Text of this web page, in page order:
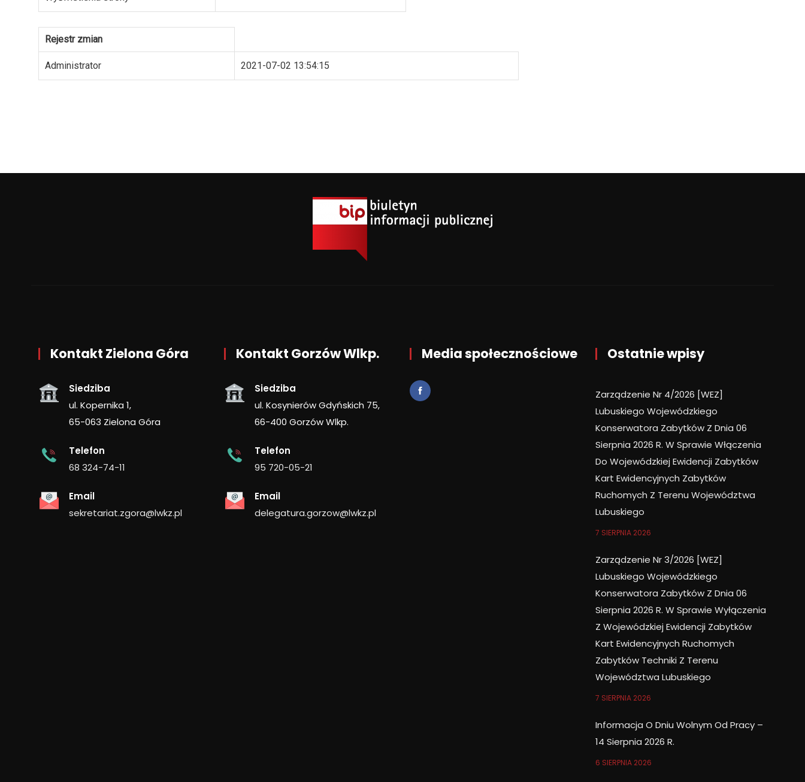
Rejestr zmian
Administrator 2021-07-02 13:54:15
Kontakt Zielona Góra
Siedziba
ul. Kopernika 1,
65-063 Zielona Góra
Telefon
68 324-74-11
Email
sekretariat.zgora@lwkz.pl
Kontakt Gorzów Wlkp.
Siedziba
ul. Kosynierów Gdyńskich 75,
66-400 Gorzów Wlkp.
Telefon
95 720-05-21
Email
delegatura.gorzow@lwkz.pl
Media społecznościowe Ostatnie wpisy
Zarządzenie Nr 4/2026 [WEZ]
Lubuskiego Wojewódzkiego
Konserwatora Zabytków Z Dnia 06
Sierpnia 2026 R. W Sprawie Włączenia
Do Wojewódzkiej Ewidencji Zabytków
Kart Ewidencyjnych Zabytków
Ruchomych Z Terenu Województwa
Lubuskiego
7 SIERPNIA 2026
Zarządzenie Nr 3/2026 [WEZ]
Lubuskiego Wojewódzkiego
Konserwatora Zabytków Z Dnia 06
Sierpnia 2026 R. W Sprawie Wyłączenia
Z Wojewódzkiej Ewidencji Zabytków
Kart Ewidencyjnych Ruchomych
Zabytków Techniki Z Terenu
Województwa Lubuskiego
7 SIERPNIA 2026
Informacja O Dniu Wolnym Od Pracy –
14 Sierpnia 2026 R.
6 SIERPNIA 2026